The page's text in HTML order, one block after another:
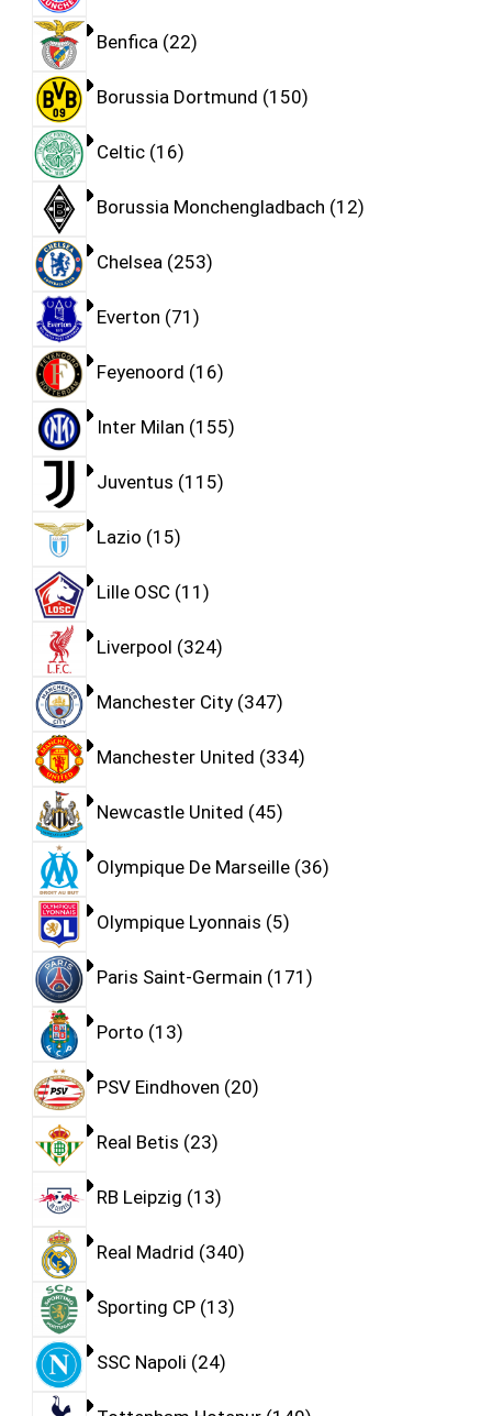
Benfica 22
Borussia Dortmund 150
Celtic 16
Borussia Monchengladbach 12
Chelsea 253
Everton 71
Feyenoord 16
Inter Milan 155
Juventus 115
Lazio 15
Lille OSC 11
Liverpool 324
Manchester City 347
Manchester United 334
Newcastle United 45
Olympique De Marseille 36
Olympique Lyonnais 5
Paris Saint-Germain 171
Porto 13
PSV Eindhoven 20
Real Betis 23
RB Leipzig 13
Real Madrid 340
Sporting CP 13
SSC Napoli 24